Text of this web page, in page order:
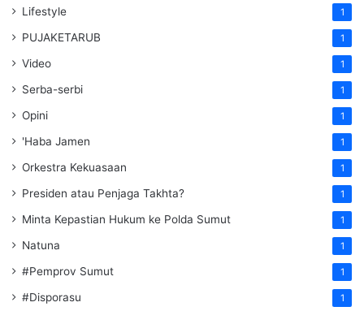
Lifestyle 1
PUJAKETARUB 1
Video 1
Serba-serbi 1
Opini 1
'Haba Jamen 1
Orkestra Kekuasaan 1
Presiden atau Penjaga Takhta? 1
Minta Kepastian Hukum ke Polda Sumut 1
Natuna 1
#Pemprov Sumut 1
#Disporasu 1